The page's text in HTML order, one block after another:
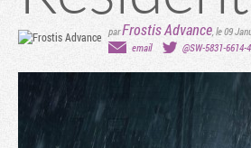
parFrostis Advance,le 09
email
@SW-5831-6614-